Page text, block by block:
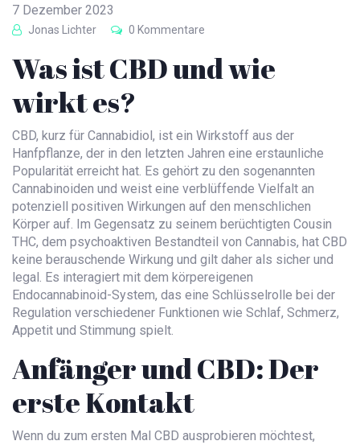
7 Dezember 2023
Jonas Lichter 0 Kommentare
Was ist CBD und wie
wirkt es?
CBD, kurz für Cannabidiol, ist ein Wirkstoff aus der
Hanfpflanze, der in den letzten Jahren eine erstaunliche
Popularität erreicht hat. Es gehört zu den sogenannten
Cannabinoiden und weist eine verblüffende Vielfalt an
potenziell positiven Wirkungen auf den menschlichen
Körper auf. Im Gegensatz zu seinem berüchtigten Cousin
THC, dem psychoaktiven Bestandteil von Cannabis, hat CBD
keine berauschende Wirkung und gilt daher als sicher und
legal. Es interagiert mit dem körpereigenen
Endocannabinoid-System, das eine Schlüsselrolle bei der
Regulation verschiedener Funktionen wie Schlaf, Schmerz,
Appetit und Stimmung spielt.
Anfänger und CBD: Der
erste Kontakt
Wenn du zum ersten Mal CBD ausprobieren möchtest,